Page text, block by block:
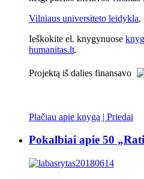
Vilniaus universiteto leidykla,
Ieškokite el. knygynuose
humanitas.lt.
Projektą iš dalies finansavo
Plačiau apie knygą | Priedai
Pokalbiai apie 50